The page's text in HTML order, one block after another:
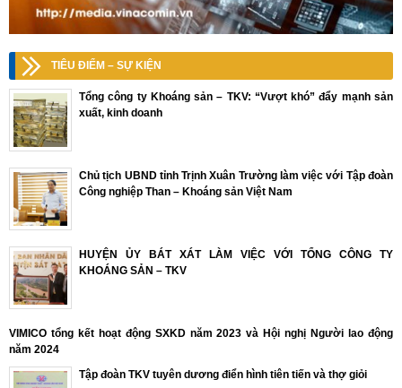
TIÊU ĐIỂM – SỰ KIỆN
Tổng công ty Khoáng sản – TKV: “Vượt khó” đẩy mạnh sản
xuất, kinh doanh
Chủ tịch UBND tỉnh Trịnh Xuân Trường làm việc với Tập đoàn
Công nghiệp Than – Khoáng sản Việt Nam
HUYỆN ỦY BÁT XÁT LÀM VIỆC VỚI TỔNG CÔNG TY
KHOÁNG SẢN – TKV
VIMICO tổng kết hoạt động SXKD năm 2023 và Hội nghị Người lao động
năm 2024
Tập đoàn TKV tuyên dương điển hình tiên tiến và thợ giỏi